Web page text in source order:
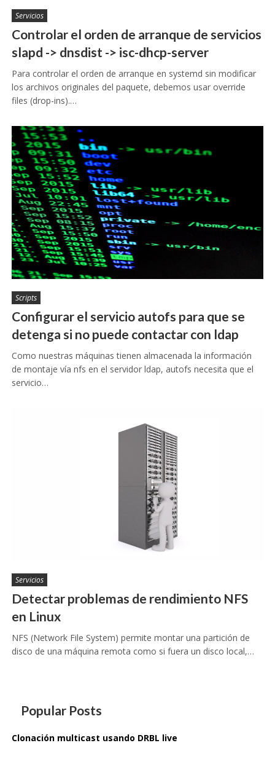
Servicios
Controlar el orden de arranque de servicios
slapd -> dnsdist -> isc-dhcp-server
Para controlar el orden de arranque en systemd sin modificar
los archivos originales del paquete, debemos usar override
files (drop-ins).…
Scripts
Configurar el servicio autofs para que se
detenga si no puede contactar con ldap
Como nuestras máquinas tienen almacenada la información
de montaje vía nfs en el servidor ldap, autofs necesita que el
servicio…
Servicios
Detectar problemas de rendimiento NFS
en Linux
NFS (Network File System) permite montar una partición de
disco de una máquina remota como si fuera un disco local,…
Popular Posts
Clonación multicast usando DRBL live